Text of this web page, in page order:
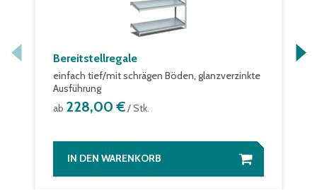
Bereitstellregale
einfach tief/mit schrägen Böden, glanzverzinkte
Ausführung
ab 228,00 €/ Stk.
IN DEN WARENKORB